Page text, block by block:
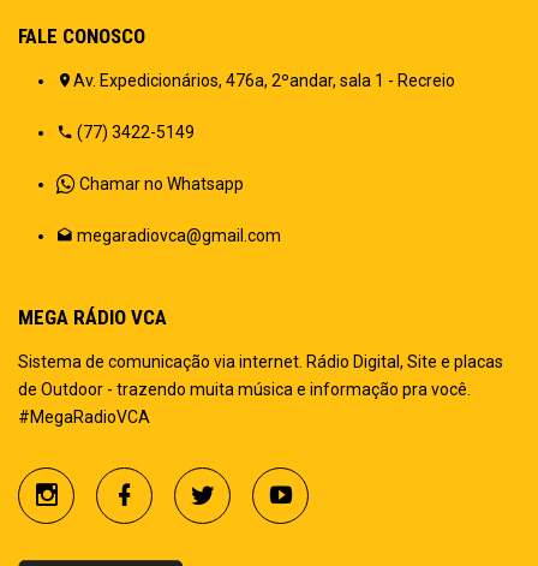
FALE CONOSCO
Av. Expedicionários, 476a, 2ºandar, sala 1 - Recreio
(77) 3422-5149
Chamar no Whatsapp
megaradiovca@gmail.com
MEGA RÁDIO VCA
Sistema de comunicação via internet. Rádio Digital, Site e placas
de Outdoor - trazendo muita música e informação pra você.
#MegaRadioVCA